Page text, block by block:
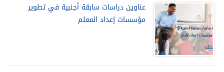
عناوين دراسات سابقة أجنبية في تطوير
مؤسسات إعداد المعلم